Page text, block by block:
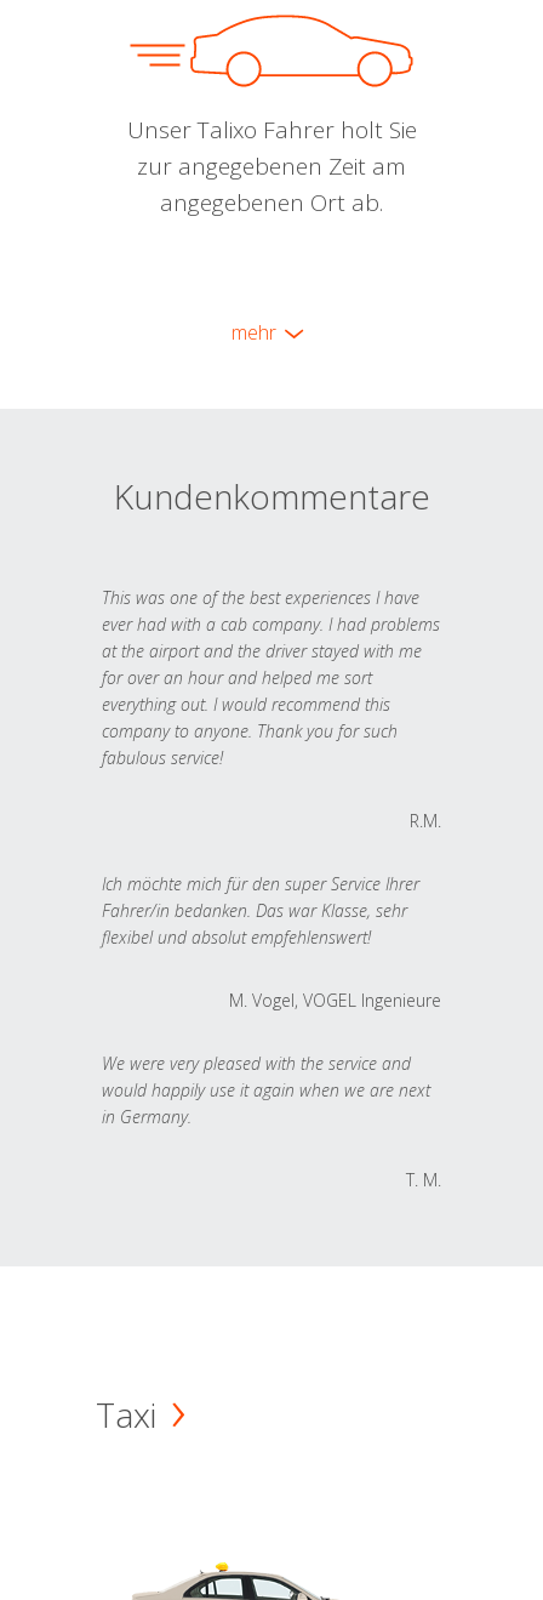
Unser Talixo Fahrer holt Sie
zur angegebenen Zeit am
angegebenen Ort ab.
mehr
Kundenkommentare
This was one of the best experiences I have
ever had with a cab company. I had problems
at the airport and the driver stayed with me
for over an hour and helped me sort
everything out. I would recommend this
company to anyone. Thank you for such
fabulous service!
R.M.
Ich möchte mich für den super Service Ihrer
Fahrer/in bedanken. Das war Klasse, sehr
flexibel und absolut empfehlenswert!
M. Vogel, VOGEL Ingenieure
We were very pleased with the service and
would happily use it again when we are next
in Germany.
T. M.
Taxi